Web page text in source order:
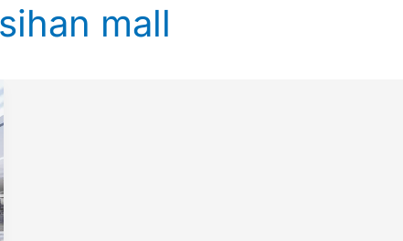
mall